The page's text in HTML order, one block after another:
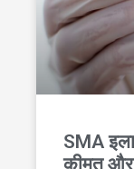
SMA
कीमत और